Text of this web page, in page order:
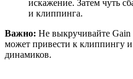
искажение. Затем чуть
и клиппинга.
Важно: Не выкручивайте Gain
может привести к клиппингу
динамиков.